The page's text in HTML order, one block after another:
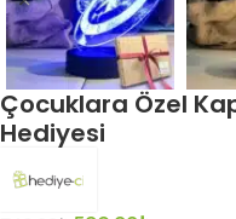
Çocuklara Özel
Hediyesi